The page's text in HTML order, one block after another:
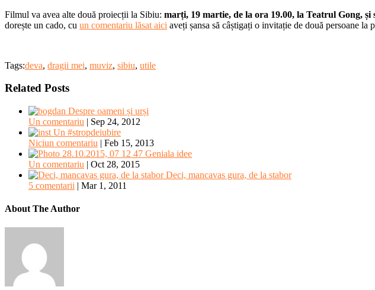
Filmul va avea alte două proiecții la Sibiu: marți, 19 martie, de la ora 19.00, la Teatrul Gong,
dorește un cado, cu un comentariu lăsat aici aveți șansa să câștigați o invitație de două persoane la
Tags:deva, dragii mei, muviz, sibiu, utile
Related Posts
Despre oameni și urși
Un comentariu | Sep 24, 2012
Un #stropdeiubire
Niciun comentariu | Feb 15, 2013
Geniala idee
Un comentariu | Oct 28, 2015
Deci, mancavas gura, de la stabor
5 comentarii | Mar 1, 2011
About The Author